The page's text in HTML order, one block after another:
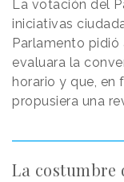
La votación del
iniciativas
Parlamento pidió
evaluara la
horario y que, en
propusiera una
La costumbre